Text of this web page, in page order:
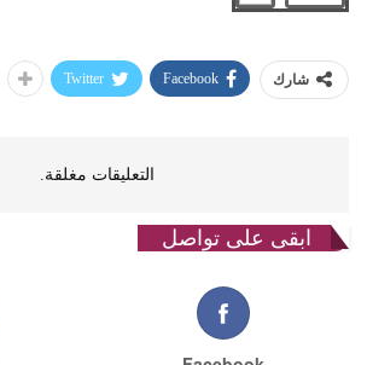
شارك Facebook
Twitter
التعليقات مغلقة.
ابقى على تواصل